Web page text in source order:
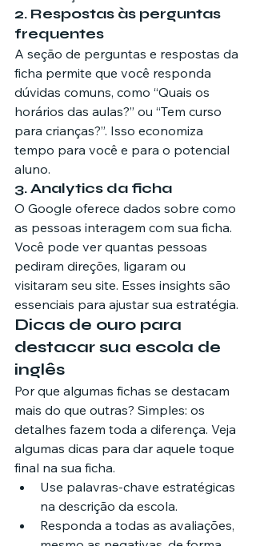
2. Respostas às perguntas
frequentes
A seção de perguntas e respostas da
ficha permite que você responda
dúvidas comuns, como “Quais os
horários das aulas?” ou “Tem curso
para crianças?”. Isso economiza
tempo para você e para o potencial
aluno.
3. Analytics da ficha
O Google oferece dados sobre como
as pessoas interagem com sua ficha.
Você pode ver quantas pessoas
pediram direções, ligaram ou
visitaram seu site. Esses insights são
essenciais para ajustar sua estratégia.
Dicas de ouro para
destacar sua escola de
inglês
Por que algumas fichas se destacam
mais do que outras? Simples: os
detalhes fazem toda a diferença. Veja
algumas dicas para dar aquele toque
final na sua ficha.
Use palavras-chave estratégicas
na descrição da escola.
Responda a todas as avaliações,